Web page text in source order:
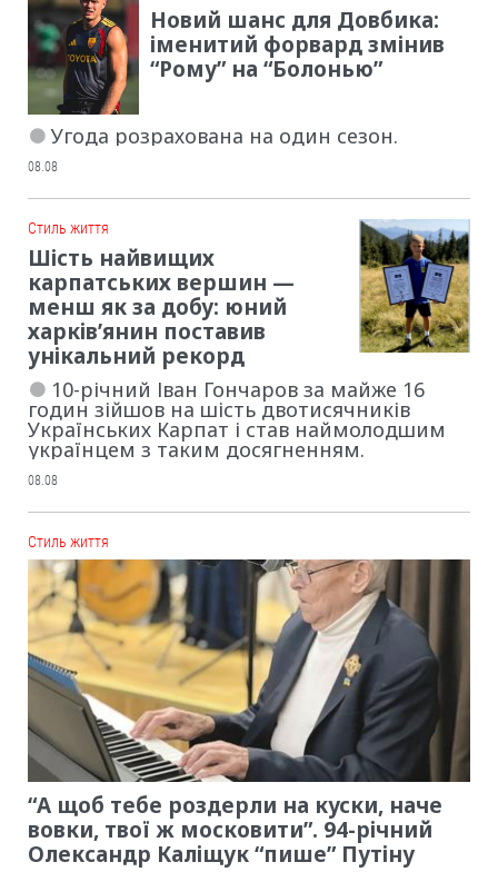
Новий шанс для Довбика:
іменитий форвард змінив
“Рому” на “Болонью”
Угода розрахована на один сезон.
08.08
Cтиль життя
Шість найвищих
карпатських вершин —
менш як за добу: юний
харків’янин поставив
унікальний рекорд
10-річний Іван Гончаров за майже 16
годин зійшов на шість двотисячників
Українських Карпат і став наймолодшим
українцем з таким досягненням.
08.08
Cтиль життя
“А щоб тебе роздерли на куски, наче
вовки, твої ж московити”. 94-річний
Олександр Каліщук “пише” Путіну